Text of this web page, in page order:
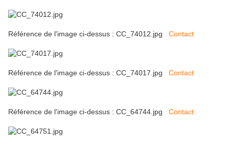
Référence de l'image ci-dessus : CC_74012.jpg Contact
Référence de l'image ci-dessus : CC_74017.jpg Contact
Référence de l'image ci-dessus : CC_64744.jpg Contact